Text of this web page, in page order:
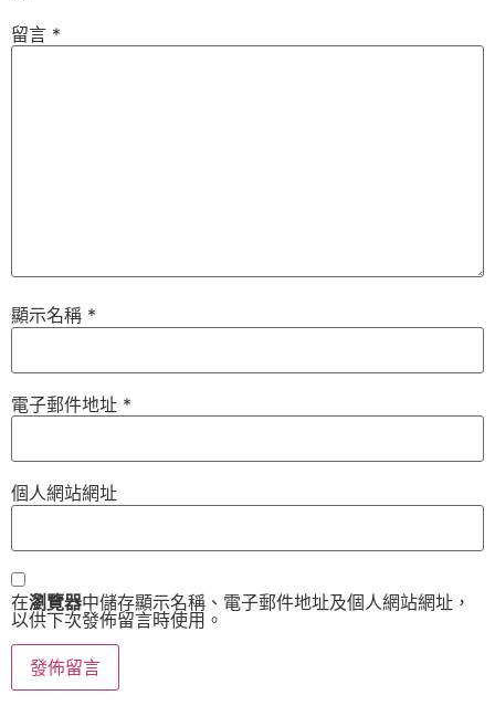
留言 *
顯示名稱 *
電子郵件地址 *
個人網站網址
在瀏覽器中儲存顯示名稱、電子郵件地址及個人網站網址，
以供下次發佈留言時使用。